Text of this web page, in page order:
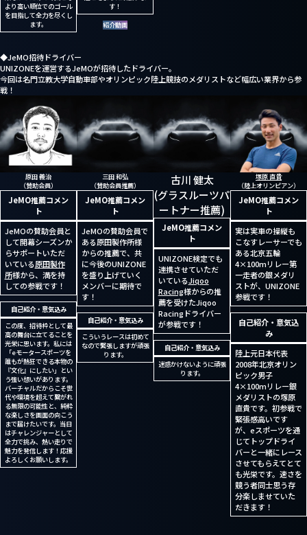
チーム・選手に関するお問い合わせ
より高い順位でのゴール
を目指して全力を尽くし
ます。
す！
紹介動画
◆JeMO招待ドライバー
UNIZONEを運営するJeMOが招待したドライバー。
今回は名門立教大学自動車部やオリンピック陸上競技のメダリストなど幅広い業界から参
戦！
原田 義治
（賛助会員）
JeMO推薦コメン
ト
JeMOの賛助会員と
して開幕シーズンか
らサポートいただ
いている原田製作
所様から、満を持
しての参戦です！
自己紹介・意気込み
この度、招待枠として最
高の舞台に立てることを
光栄に思います。私には
「eモータースポーツを
誰もが熱狂できる本物の
『文化』にしたい」とい
う強い想いがあります。
バーチャルだからこそ世
代や環境を超えて繋がれ
る無限の可能性と、純粋
な楽しさを画面の向こう
まで届けたいです。当日
はチャレンジャーとして
全力で挑み、熱い走りで
魅力を発信します！応援
よろしくお願いします。
三田 和弘
（賛助会員推薦）
JeMO推薦コメン
ト
JeMOの賛助会員で
ある原田製作所様
からの推薦で、共
に今後のUNIZONE
を盛り上げていく
メンバーに期待で
す！
自己紹介・意気込み
こういうレースは初めて
なので緊張しますが頑張
ります。
古川 健太
(グラスルーツパ
ートナー推薦)
JeMO推薦コメン
ト
UNIZONE検定でも
連携させていただ
いているJiqoo
Racing様からの推
薦を受けたJiqoo
Racingドライバー
が参戦です！
自己紹介・意気込み
迷惑かけないように頑張
ります。
塚原 直貴
（陸上オリンピアン）
JeMO推薦コメン
ト
実は実車の操縦も
こなすレーサーでも
ある北京五輪
4×100mリレー第
一走者の銀メダリ
ストが、UNIZONE
参戦です！
自己紹介・意気込
み
陸上元日本代表
2008年北京オリン
ピック男子
4×100mリレー銀
メダリストの塚原
直貴です。初参戦で
緊張感高いです
が、eスポーツを通
じてトップドライ
バーと一緒にレース
させてもらえてとて
も光栄です。速さを
競う者同士思う存
分楽しませていた
だきます！